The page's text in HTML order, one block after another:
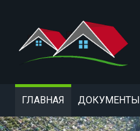
ГЛАВНАЯ ДОКУМЕНТЫ